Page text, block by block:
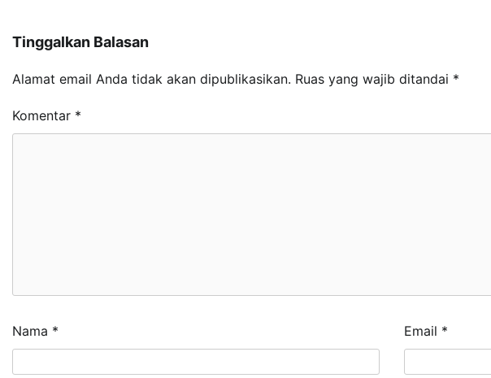
Tinggalkan Balasan
Alamat email Anda tidak akan dipublikasikan. Ruas yang wajib ditandai *
Komentar *
Nama * Email *